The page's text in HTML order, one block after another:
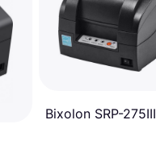
Bixolon SRP-275III